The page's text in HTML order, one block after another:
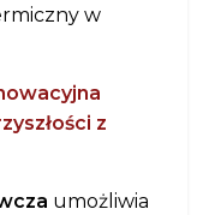
w
z
umożliwia